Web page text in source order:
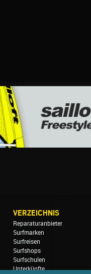
VERZEICHNIS
Reparaturanbieter
Surfmarken
Surfreisen
Surfshops
Surfschulen
Unterkünfte